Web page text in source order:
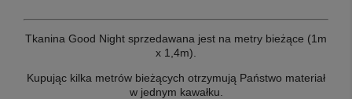
Tkanina Good Night sprzedawana jest na metry bieżące (1m
x 1,4m).
Kupując kilka metrów bieżących otrzymują Państwo materiał
w jednym kawałku.